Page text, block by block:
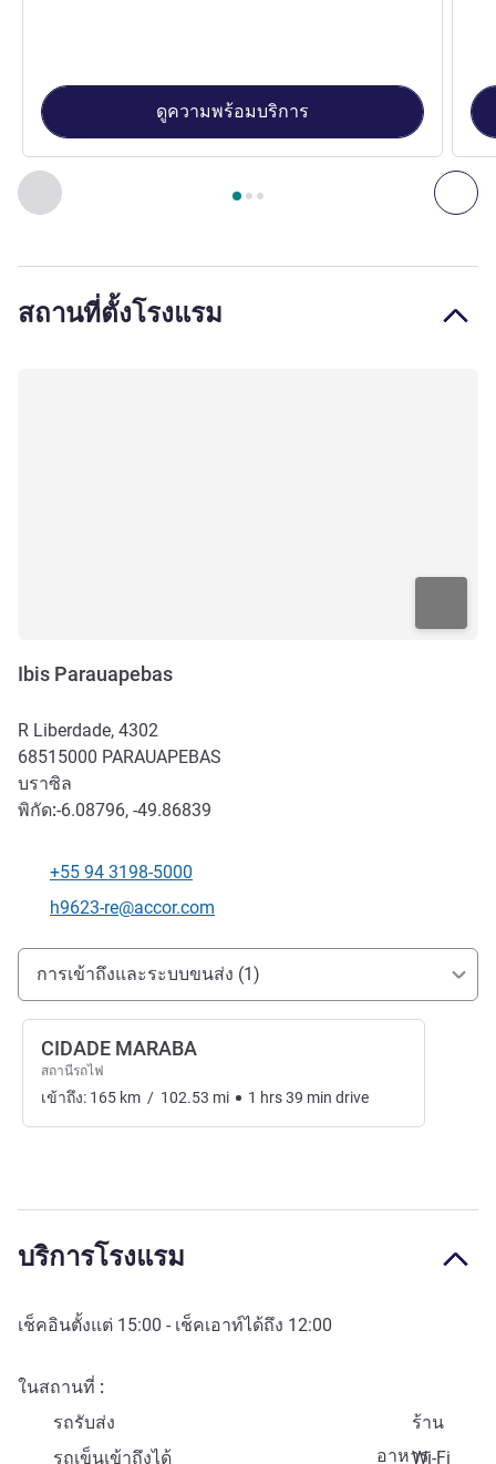
ก่อนหน้า - ห้องพัก ถั
หน้า1 , ห้องพัก 1 : Standard apartment with 1 double
ดูความพร้อมบริการ
สถานที่ตั้งโรงแรม
Ibis Parauapebas
R Liberdade, 4302
68515000 PARAUAPEBAS
บราซิล
พิกัด:-6.08796, -49.86839
โทรศัพท์
+55 94 3198-5000
อีเมลติดต่อ
h9623-re@accor.com
การเข้าถึงและการเดินทาง
การเข้าถึงและระบบขนส่ง (1)
CIDADE MARABA
สถานีรถไฟ
เข้าถึง: 165 km / 102.53 mi 1 hrs39 min drive
บริการโรงแรม
เช็คอินตั้งแต่ 15:00 - เช็คเอาท์ได้ถึง 12:00
ในสถานที่
รถรับส่ง
ร้าน
อาหาร
รถเข็นเข้าถึงได้ Wi-Fi